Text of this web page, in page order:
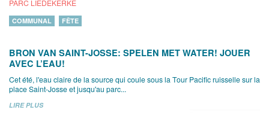
PARC LIEDEKERKE
COMMUNAL FÊTE
BRON VAN SAINT-JOSSE: SPELEN MET WATER! JOUER
AVEC L’EAU!
Cet été, l'eau claire de la source qui coule sous la Tour Pacific ruisselle sur la
place Saint-Josse et jusqu'au parc...
LIRE PLUS